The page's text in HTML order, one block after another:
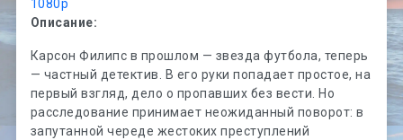
1080p
Описание:
Карсон Филипс в прошлом — звезда футбола, теперь
— частный детектив. В его руки попадает простое, на
первый взгляд, дело о пропавших без вести. Но
расследование принимает неожиданный поворот: в
запутанной череде жестоких преступлений